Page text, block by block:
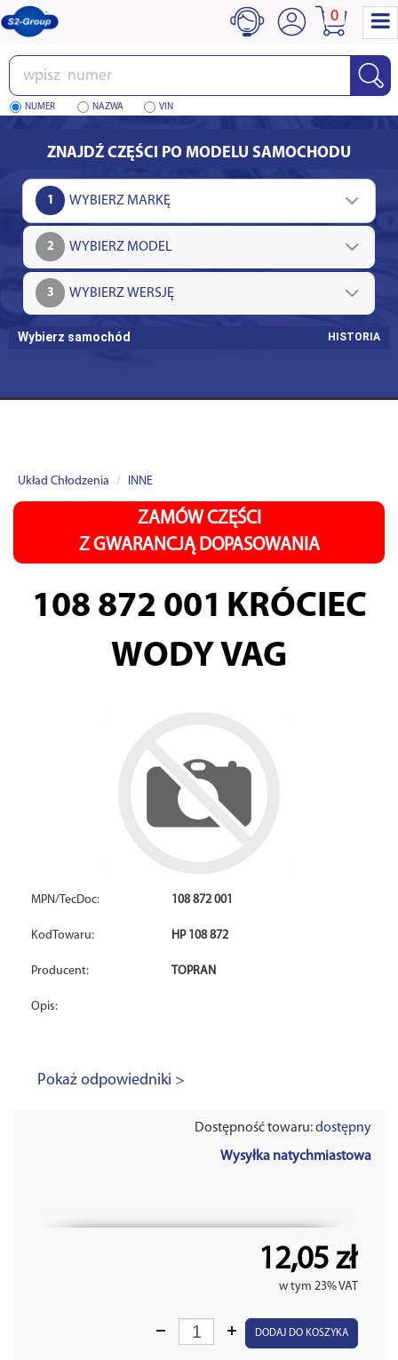
Wpisz
numer
NUMER NAZWA VIN
0
ZNAJDŹ CZĘŚCI PO MODELU SAMOCHODU
1
2
3
Wybierz samochód HISTORIA
Układ Chłodzenia INNE
ZAMÓW CZĘŚCI
Z GWARANCJĄ DOPASOWANIA
108 872 001 KRÓCIEC
WODY VAG
MPN/TecDoc: 108 872 001
KodTowaru: HP 108 872
Producent: TOPRAN
Opis:
Pokaż odpowiedniki >
Dostępność towaru:dostępny
Wysyłka natychmiastowa
12,05 zł
w tym 23% VAT
DODAJ DO KOSZYKA